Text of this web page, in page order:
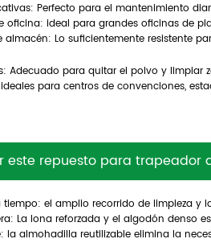
Perfecto para el mantenimiento
oficina: ideal para grandes oficinas de
almacén: Lo suficientemente resistente
Adecuado para quitar el polvo y
para centros de convenciones,
este repuesto para trapeador
tiempo: el amplio recorrido de limpieza
La lona reforzada y el algodón denso
la almohadilla reutilizable elimina la